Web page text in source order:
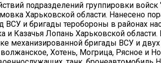
подразделений группировки войск
Харьковской области. Нанесено
ВСУ и бригады теробороны в районах
и Казачья Лопань Харьковской области.
механизированной бригады ВСУ и
Хотень, Могрица, Рясное и